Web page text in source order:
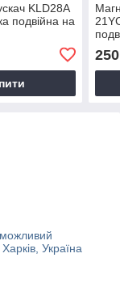
KLD28A
подвійна на
250
Україна